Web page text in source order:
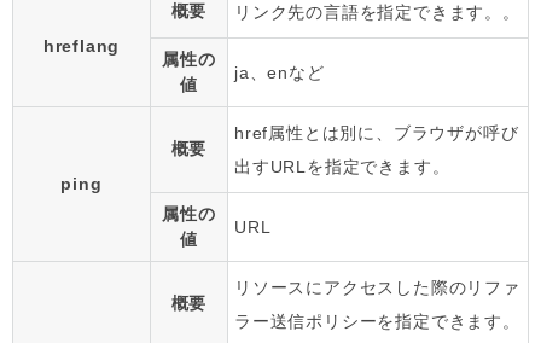
hreflang
概要 リンク先の言語を指定できます。。
属性の
値
ja、enなど
ping
概要
href属性とは別に、ブラウザが呼び
出すURLを指定できます。
属性の
値
URL
概要
リソースにアクセスした際のリファ
ラー送信ポリシーを指定できます。